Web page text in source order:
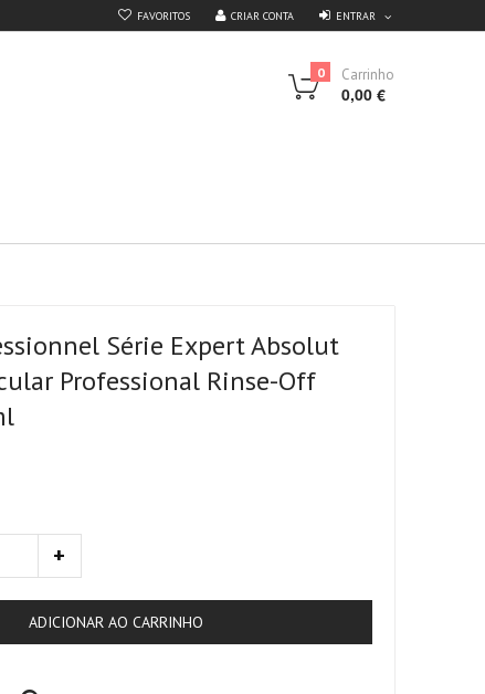
FAVORITOS CRIAR CONTA ENTRAR
Carrinho
0
0,00 €
Série Expert Absolut
Professional Rinse-Off
ADICIONAR AO CARRINHO